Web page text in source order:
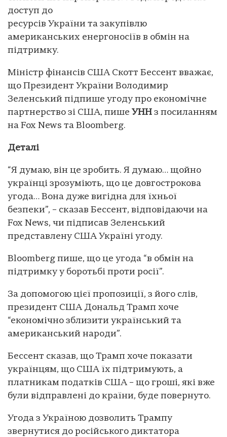
доступ до
ресурсів України та закупівлю
американських енергоносіїв в обмін на
підтримку.
Міністр фінансів США Скотт Бессент вважає,
що Президент України Володимир
Зеленський підпише угоду про економічне
партнерство зі США, пише УНН з посиланням
на Fox News та Bloomberg.
Деталі
“Я думаю, він це зробить. Я думаю… щойно
українці зрозуміють, що це довгострокова
угода… Вона дуже вигідна для їхньої
безпеки”, – сказав Бессент, відповідаючи на
Fox News, чи підписав Зеленський
представлену США Україні угоду.
Bloomberg пише, що це угода “в обмін на
підтримку у боротьбі проти росії”.
За допомогою цієї пропозиції, з його слів,
президент США Дональд Трамп хоче
“економічно зблизити український та
американський народи”.
Бессент сказав, що Трамп хоче показати
українцям, що США їх підтримують, а
платникам податків США – що гроші, які вже
були відправлені до країни, буде повернуто.
Угода з Україною дозволить Трампу
звернутися до російського диктатора